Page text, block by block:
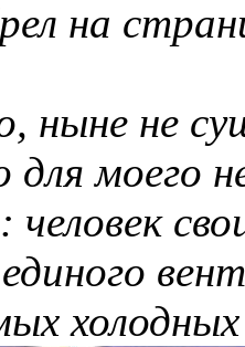
на
ныне не
для моего